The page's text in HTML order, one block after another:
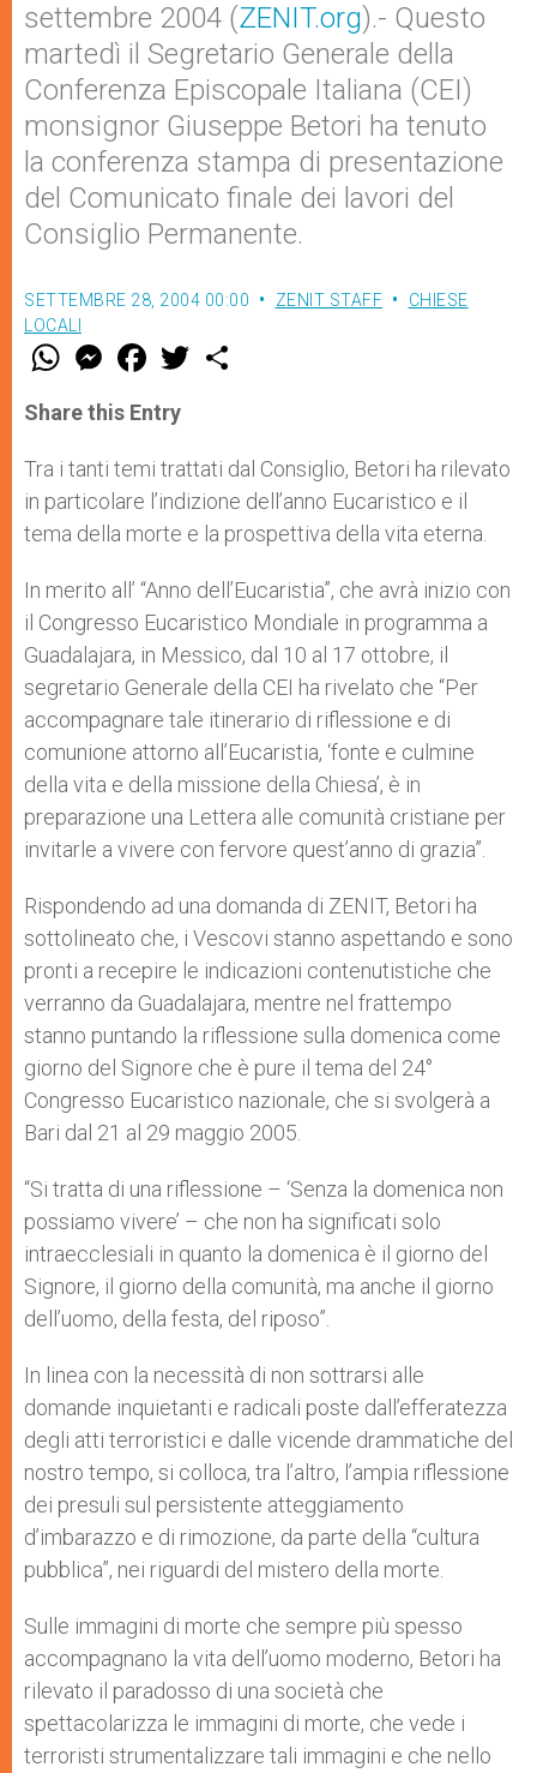
settembre 2004 (ZENIT.org).- Questo
martedì il Segretario Generale della
Conferenza Episcopale Italiana (CEI)
monsignor Giuseppe Betori ha tenuto
la conferenza stampa di presentazione
del Comunicato finale dei lavori del
Consiglio Permanente.
SETTEMBRE 28, 2004 00:00 ZENIT STAFF
CHIESE
LOCALI
W
t
s
p
p
M
e
s
e
g
e
r
F
a
e
b
o
k
w
r
Share this Entry
Tra i tanti temi trattati dal Consiglio, Betori ha rilevato
in particolare l’indizione dell’anno Eucaristico e il
tema della morte e la prospettiva della vita eterna.
In merito all’ “Anno dell’Eucaristia”, che avrà inizio con
il Congresso Eucaristico Mondiale in programma a
Guadalajara, in Messico, dal 10 al 17 ottobre, il
segretario Generale della CEI ha rivelato che “Per
accompagnare tale itinerario di riflessione e di
comunione attorno all’Eucaristia, ‘fonte e culmine
della vita e della missione della Chiesa’, è in
preparazione una Lettera alle comunità cristiane per
invitarle a vivere con fervore quest’anno di grazia”.
Rispondendo ad una domanda di ZENIT, Betori ha
sottolineato che, i Vescovi stanno aspettando e sono
pronti a recepire le indicazioni contenutistiche che
verranno da Guadalajara, mentre nel frattempo
stanno puntando la riflessione sulla domenica come
giorno del Signore che è pure il tema del 24°
Congresso Eucaristico nazionale, che si svolgerà a
Bari dal 21 al 29 maggio 2005.
“Si tratta di una riflessione – ‘Senza la domenica non
possiamo vivere’ – che non ha significati solo
intraecclesiali in quanto la domenica è il giorno del
Signore, il giorno della comunità, ma anche il giorno
dell’uomo, della festa, del riposo”.
In linea con la necessità di non sottrarsi alle
domande inquietanti e radicali poste dall’efferatezza
degli atti terroristici e dalle vicende drammatiche del
nostro tempo, si colloca, tra l’altro, l’ampia riflessione
dei presuli sul persistente atteggiamento
d’imbarazzo e di rimozione, da parte della “cultura
pubblica”, nei riguardi del mistero della morte.
Sulle immagini di morte che sempre più spesso
accompagnano la vita dell’uomo moderno, Betori ha
rilevato il paradosso di una società che
spettacolarizza le immagini di morte, che vede i
terroristi strumentalizzare tali immagini e che nello